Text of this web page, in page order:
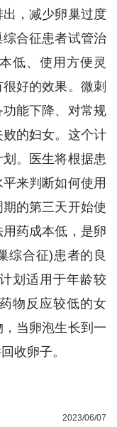
，减少卵巢过度
合征患者试管治
低、使用方便灵
好的效果。微刺
能下降、对常规
的妇女。这个计
。医生将根据患
来判断如何使用
的第三天开始使
药成本低，是卵
综合征)患者的良
划适用于年龄较
物反应较低的女
当卵泡生长到一
收卵子。
2023/06/07